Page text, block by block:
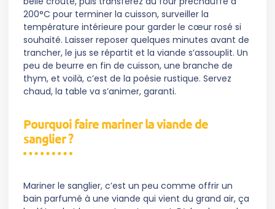
200°C pour terminer la cuisson, surveiller la
température intérieure pour garder le cœur rosé si
souhaité. Laisser reposer quelques minutes avant de
trancher, le jus se répartit et la viande s’assouplit. Un
peu de beurre en fin de cuisson, une branche de
thym, et voilà, c’est de la poésie rustique. Servez
chaud, la table va s’animer, garanti.
Pourquoi faire mariner la viande de
sanglier ?
Mariner le sanglier, c’est un peu comme offrir un
bain parfumé à une viande qui vient du grand air, ça